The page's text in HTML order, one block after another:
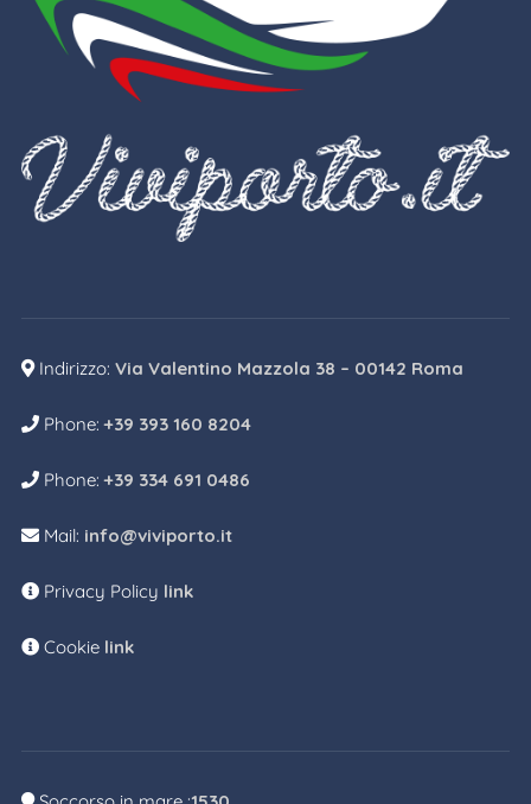
Indirizzo: Via Valentino Mazzola 38 – 00142 Roma
Phone:+39 393 160 8204
Phone:+39 334 691 0486
Mail: info@viviporto.it
Privacy Policy link
Cookie link